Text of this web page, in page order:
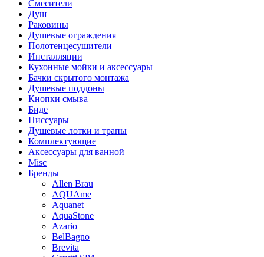
Смесители
Душ
Раковины
Душевые ограждения
Полотенцесушители
Инсталляции
Кухонные мойки и аксессуары
Бачки скрытого монтажа
Душевые поддоны
Кнопки смыва
Биде
Писсуары
Душевые лотки и трапы
Комплектующие
Аксессуары для ванной
Misc
Бренды
Allen Brau
AQUAme
Aquanet
AquaStone
Azario
BelBagno
Brevita